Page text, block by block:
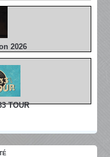
2026
TOUR